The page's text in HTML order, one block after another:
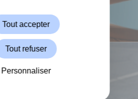
!
voirie ?
pour vous !
Tout accepter
Tout refuser
Personnaliser